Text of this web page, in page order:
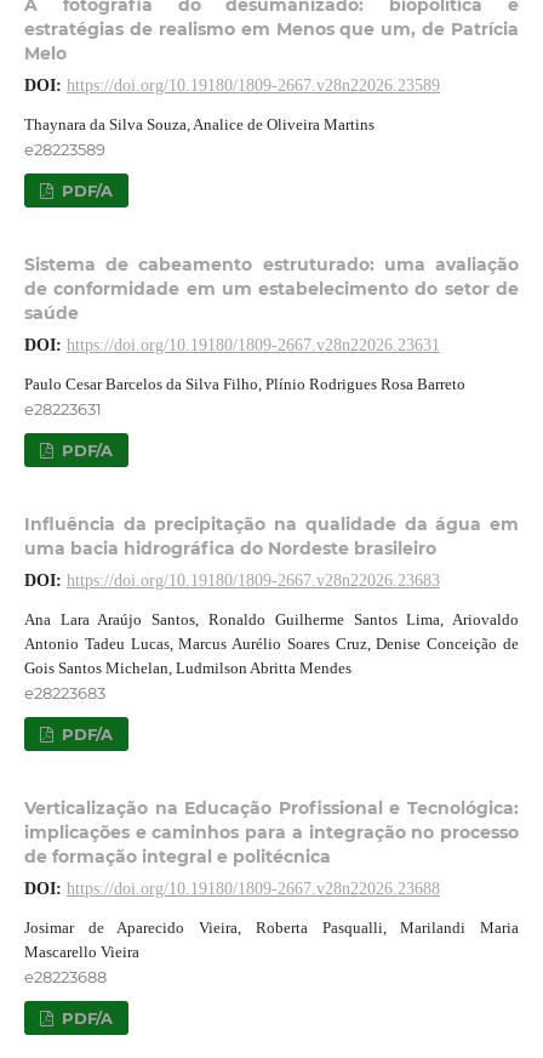
A fotografia do desumanizado: biopolítica e
estratégias de realismo em Menos que um, de Patrícia
Melo
DOI: https://doi.org/10.19180/1809-2667.v28n22026.23589
Thaynara da Silva Souza, Analice de Oliveira Martins
e28223589
PDF/A
Sistema de cabeamento estruturado: uma avaliação
de conformidade em um estabelecimento do setor de
saúde
DOI: https://doi.org/10.19180/1809-2667.v28n22026.23631
Paulo Cesar Barcelos da Silva Filho, Plínio Rodrigues Rosa Barreto
e28223631
PDF/A
Influência da precipitação na qualidade da água em
uma bacia hidrográfica do Nordeste brasileiro
DOI: https://doi.org/10.19180/1809-2667.v28n22026.23683
Ana Lara Araújo Santos, Ronaldo Guilherme Santos Lima, Ariovaldo
Antonio Tadeu Lucas, Marcus Aurélio Soares Cruz, Denise Conceição de
Gois Santos Michelan, Ludmilson Abritta Mendes
e28223683
PDF/A
Verticalização na Educação Profissional e Tecnológica:
implicações e caminhos para a integração no processo
de formação integral e politécnica
DOI: https://doi.org/10.19180/1809-2667.v28n22026.23688
Josimar de Aparecido Vieira, Roberta Pasqualli, Marilandi Maria
Mascarello Vieira
e28223688
PDF/A